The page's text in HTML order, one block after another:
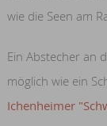
wie die Seen am
Ein Abstecher an
möglich wie ein
Ichenheimer